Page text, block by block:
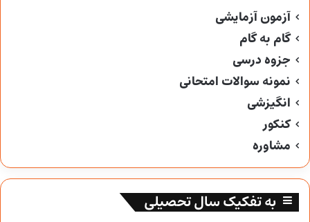
آزمون آزمایشی
گام به گام
جزوه درسی
نمونه سوالات امتحانی
انگیزشی
کنکور
مشاوره
به تفکیک سال تحصیلی